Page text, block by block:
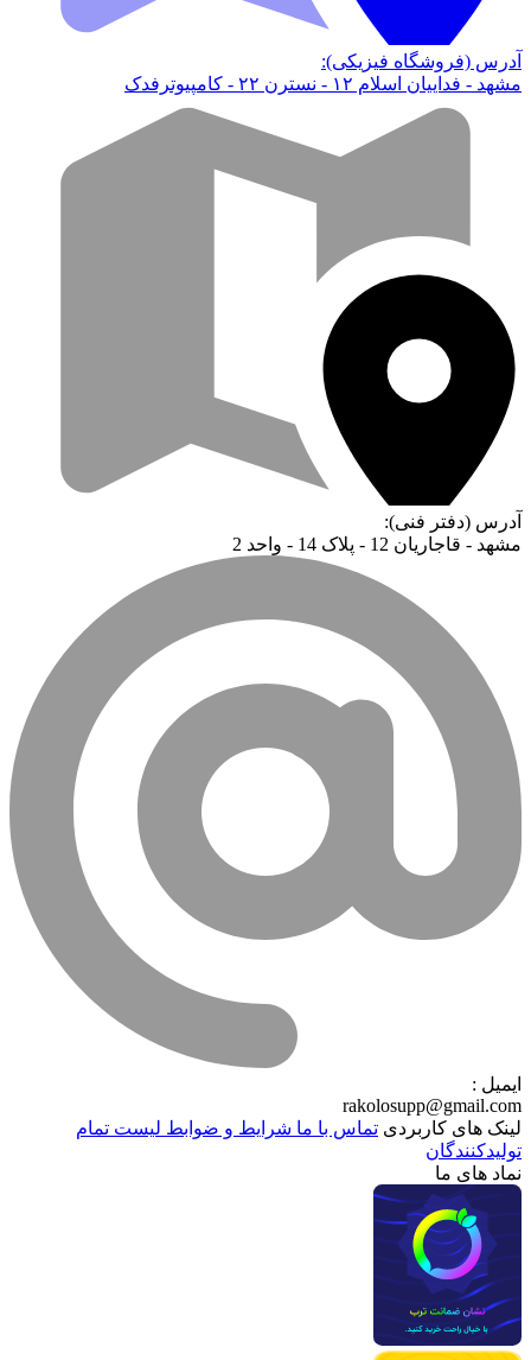
آدرس (فروشگاه فیزیکی):
مشهد - فداییان اسلام ۱۲ - نسترن ۲۲ - کامپیوترفدک
آدرس (دفتر فنی):
مشهد - قاجاریان 12 - پلاک 14 - واحد 2
ایمیل :
rakolosupp@gmail.com
لینک های کاربردی تماس با ماشرایط و ضوابطلیست تمام
تولیدکنندگان
نماد های ما